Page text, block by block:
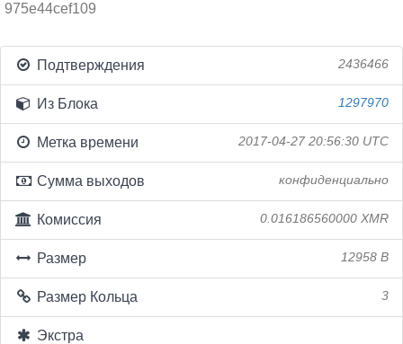
975e44cef109
Подтверждения 2436466
Из Блока 1297970
Метка времени 2017-04-27 20:56:30 UTC
Сумма выходов конфиденциально
Комиссия 0.016186560000 XMR
Размер 12958 B
Размер Кольца 3
Экстра